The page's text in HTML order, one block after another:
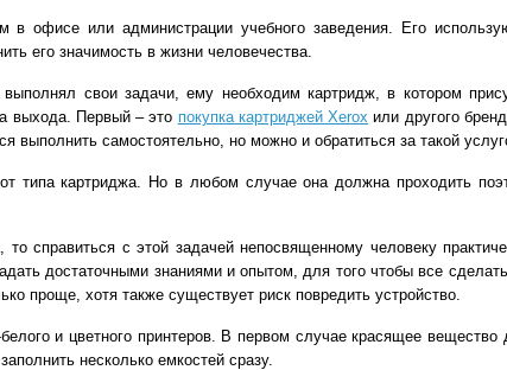
в офисе или администрации учебного заведения. Его
его значимость в жизни человечества.
свои задачи, ему необходим картридж, в котором
выхода. Первый – это покупка картриджей Xerox или другого
выполнить самостоятельно, но можно и обратиться за такой
типа картриджа. Но в любом случае она должна проходить
то справиться с этой задачей непосвященному человеку
достаточными знаниями и опытом, для того чтобы все
проще, хотя также существует риск повредить устройство.
и цветного принтеров. В первом случае красящее
несколько емкостей сразу.